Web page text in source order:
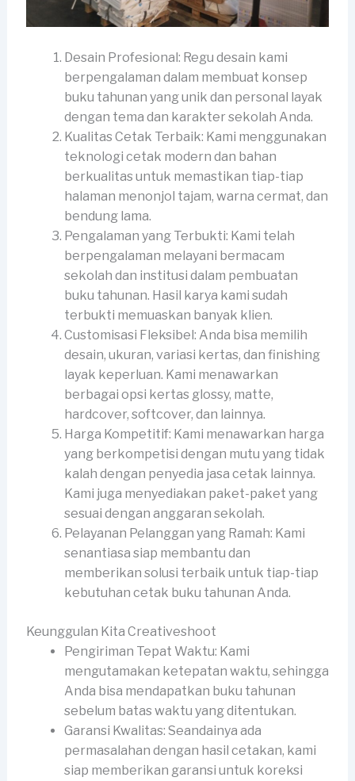
Desain Profesional: Regu desain kami
berpengalaman dalam membuat konsep
buku tahunan yang unik dan personal layak
dengan tema dan karakter sekolah Anda.
Kualitas Cetak Terbaik: Kami menggunakan
teknologi cetak modern dan bahan
berkualitas untuk memastikan tiap-tiap
halaman menonjol tajam, warna cermat, dan
bendung lama.
Pengalaman yang Terbukti: Kami telah
berpengalaman melayani bermacam
sekolah dan institusi dalam pembuatan
buku tahunan. Hasil karya kami sudah
terbukti memuaskan banyak klien.
Customisasi Fleksibel: Anda bisa memilih
desain, ukuran, variasi kertas, dan finishing
layak keperluan. Kami menawarkan
berbagai opsi kertas glossy, matte,
hardcover, softcover, dan lainnya.
Harga Kompetitif: Kami menawarkan harga
yang berkompetisi dengan mutu yang tidak
kalah dengan penyedia jasa cetak lainnya.
Kami juga menyediakan paket-paket yang
sesuai dengan anggaran sekolah.
Pelayanan Pelanggan yang Ramah: Kami
senantiasa siap membantu dan
memberikan solusi terbaik untuk tiap-tiap
kebutuhan cetak buku tahunan Anda.
Keunggulan Kita Creativeshoot
Pengiriman Tepat Waktu: Kami
mengutamakan ketepatan waktu, sehingga
Anda bisa mendapatkan buku tahunan
sebelum batas waktu yang ditentukan.
Garansi Kwalitas: Seandainya ada
permasalahan dengan hasil cetakan, kami
siap memberikan garansi untuk koreksi